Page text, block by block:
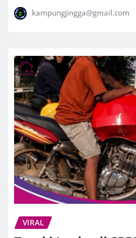
kampungjingga@gmail.com
VIRAL